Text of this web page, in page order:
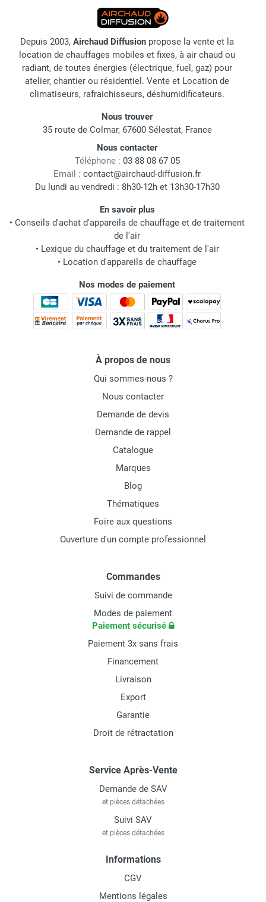
Depuis 2003, Airchaud Diffusion propose la vente et la
location de chauffages mobiles et fixes, à air chaud ou
radiant, de toutes énergies (électrique, fuel, gaz) pour
atelier, chantier ou résidentiel. Vente et Location de
climatiseurs, rafraichisseurs, déshumidificateurs.
Nous trouver
35 route de Colmar, 67600 Sélestat, France
Nous contacter
Téléphone : 03 88 08 67 05
Email : contact@airchaud-diffusion.fr
Du lundi au vendredi : 8h30-12h et 13h30-17h30
En savoir plus
• Conseils d'achat d'appareils de chauffage et de traitement
de l'air
• Lexique du chauffage et du traitement de l'air
• Location d'appareils de chauffage
Nos modes de paiement
À propos de nous
Qui sommes-nous ?
Nous contacter
Demande de devis
Demande de rappel
Catalogue
Marques
Blog
Thématiques
Foire aux questions
Ouverture d'un compte professionnel
Commandes
Suivi de commande
Modes de paiement
Paiement sécurisé
Paiement 3x sans frais
Financement
Livraison
Export
Garantie
Droit de rétractation
Service Après-Vente
Demande de SAV
et pièces détachées
Suivi SAV
et pièces détachées
Informations
CGV
Mentions légales